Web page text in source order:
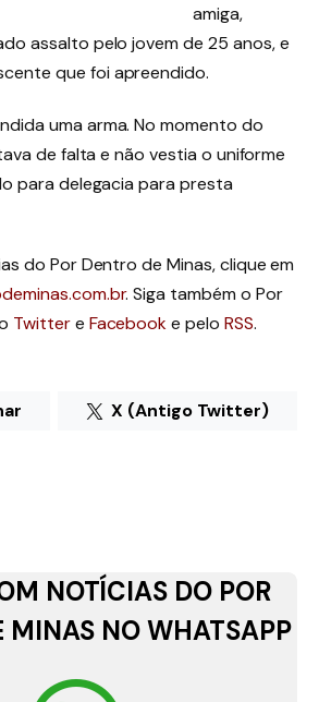
amiga,
assalto pelo jovem de 25 anos, e
que foi apreendido.
uma arma. No momento do
de falta e não vestia o uniforme
para delegacia para presta
do Por Dentro de Minas, clique em
. Siga também o Por
Twittere Facebooke pelo RSS.
X (Antigo Twitter)
NOTÍCIAS DO POR
MINAS NO WHATSAPP